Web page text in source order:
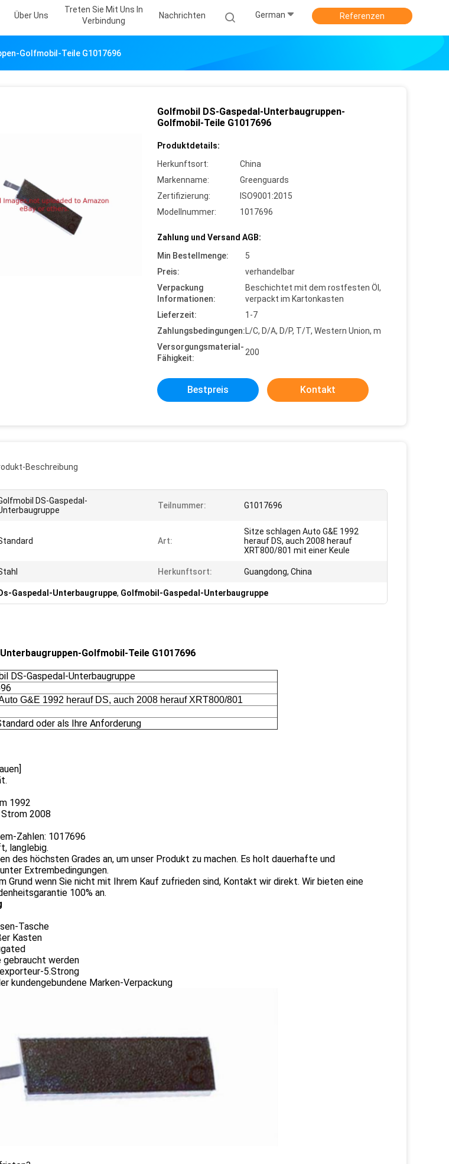
Über Uns
Treten Sie Mit Uns In
Verbindung
Nachrichten German Referenzen
Golfmobil-Teile G1017696
Golfmobil DS-Gaspedal-Unterbaugruppen-
Golfmobil-Teile G1017696
Produktdetails:
Herkunftsort:
China
Markenname:
Greenguards
Zertifizierung:
ISO9001:2015
Modellnummer:
1017696
Zahlung und Versand AGB:
Min Bestellmenge:
5
Preis:
verhandelbar
Verpackung
Informationen:
Beschichtet mit dem rostfesten Öl,
verpackt im Kartonkasten
Lieferzeit:
1-7
Zahlungsbedingungen:L/C, D/A, D/P, T/T, Western Union, m
Versorgungsmaterial-
Fähigkeit:
200
Bestpreis Kontakt
Beschreibung
DS-Gaspedal-
Teilnummer: G1017696
Art:
Sitze schlagen Auto G&E 1992
herauf DS, auch 2008 herauf
XRT800/801 mit einer Keule
Herkunftsort: Guangdong, China
Ds-Gaspedal-Unterbaugruppe, Golfmobil-Gaspedal-Unterbaugruppe
Golfmobil-Teile G1017696
DS-Gaspedal-Unterbaugruppe
G&E 1992 herauf DS, auch 2008 herauf XRT800/801
oder als Ihre Anforderung
1992
Strom 2008
Zahlen: 1017696
langlebig.
des höchsten Grades an, um unser Produkt zu machen. Es holt dauerhafte und
Extrembedingungen.
Grund wenn Sie nicht mit Ihrem Kauf zufrieden sind, Kontakt wir direkt. Wir bieten eine
100% an.
Tasche
Kasten
gebraucht werden
5.Strong
kundengebundene Marken-Verpackung